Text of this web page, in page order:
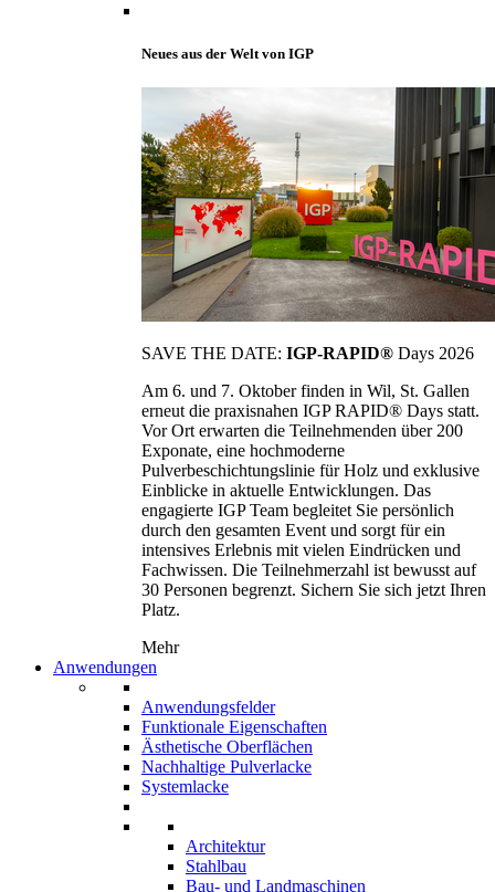
Neues aus der Welt von IGP
SAVE THE DATE: IGP-RAPID® Days 2026
Am 6. und 7. Oktober finden in Wil, St. Gallen
erneut die praxisnahen IGP RAPID® Days statt.
Vor Ort erwarten die Teilnehmenden über 200
Exponate, eine hochmoderne
Pulverbeschichtungslinie für Holz und exklusive
Einblicke in aktuelle Entwicklungen. Das
engagierte IGP Team begleitet Sie persönlich
durch den gesamten Event und sorgt für ein
intensives Erlebnis mit vielen Eindrücken und
Fachwissen. Die Teilnehmerzahl ist bewusst auf
30 Personen begrenzt. Sichern Sie sich jetzt Ihren
Platz.
Mehr
Anwendungen
Anwendungsfelder
Funktionale Eigenschaften
Ästhetische Oberflächen
Nachhaltige Pulverlacke
Systemlacke
Architektur
Stahlbau
Bau- und Landmaschinen